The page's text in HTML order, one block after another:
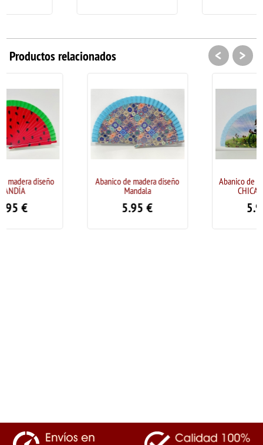
Productos relacionados
Abanico de madera diseño
Abanico de madera "Diseño
< >